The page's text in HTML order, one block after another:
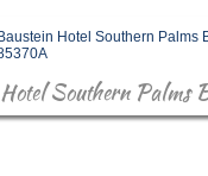
Hotel Southern Palms